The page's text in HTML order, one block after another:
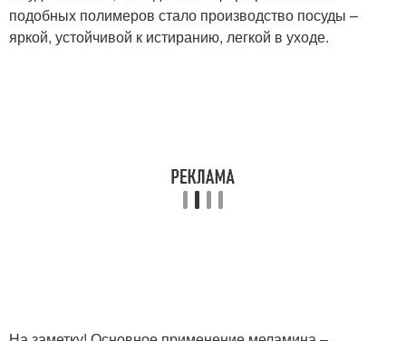
подобных полимеров стало производство посуды –
яркой, устойчивой к истиранию, легкой в уходе.